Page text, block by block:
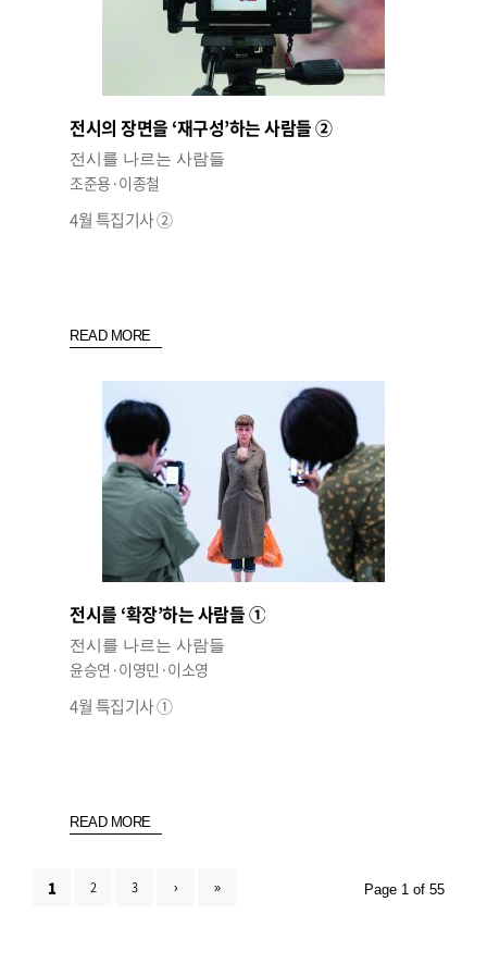
전시의 장면을 ‘재구성’하는 사람들 ②
전시를 나르는 사람들
조준용·이종철
4월 특집기사 ②
READ MORE
전시를 ‘확장’하는 사람들 ①
전시를 나르는 사람들
윤승연·이영민·이소영
4월 특집기사 ①
READ MORE
Page 1 of 55
1 2 3 › »